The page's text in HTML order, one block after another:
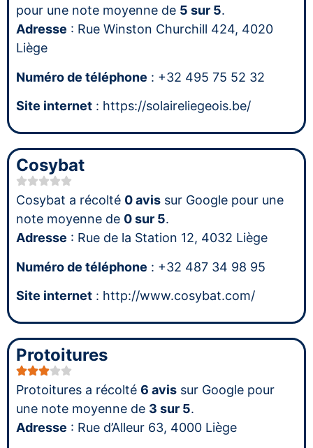
pour une note moyenne de 5 sur 5.
Adresse : Rue Winston Churchill 424, 4020
Liège
Numéro de téléphone : +32 495 75 52 32
Site internet : https://solaireliegeois.be/
Cosybat
Cosybat a récolté 0 avis sur Google pour une
note moyenne de 0 sur 5.
Adresse : Rue de la Station 12, 4032 Liège
Numéro de téléphone : +32 487 34 98 95
Site internet : http://www.cosybat.com/
Protoitures
Protoitures a récolté 6 avis sur Google pour
une note moyenne de 3 sur 5.
Adresse : Rue d’Alleur 63, 4000 Liège